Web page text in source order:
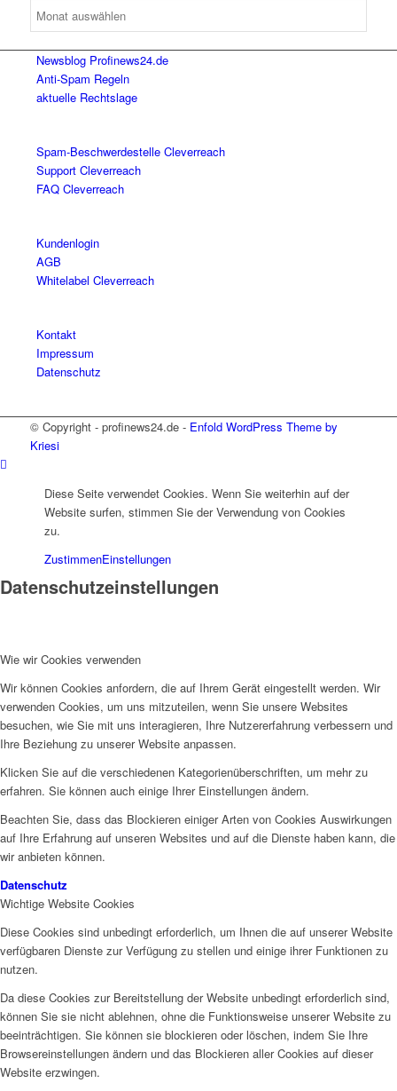
Newsblog Profinews24.de
Anti-Spam Regeln
aktuelle Rechtslage
Spam-Beschwerdestelle Cleverreach
Support Cleverreach
FAQ Cleverreach
Kundenlogin
AGB
Whitelabel Cleverreach
Kontakt
Impressum
Datenschutz
© Copyright - profinews24.de - Enfold WordPress Theme by
Kriesi
Diese Seite verwendet Cookies. Wenn Sie weiterhin auf der
Website surfen, stimmen Sie der Verwendung von Cookies
zu.
ZustimmenEinstellungen
Datenschutzeinstellungen
Wie wir Cookies verwenden
Wir können Cookies anfordern, die auf Ihrem Gerät eingestellt werden. Wir
verwenden Cookies, um uns mitzuteilen, wenn Sie unsere Websites
besuchen, wie Sie mit uns interagieren, Ihre Nutzererfahrung verbessern und
Ihre Beziehung zu unserer Website anpassen.
Klicken Sie auf die verschiedenen Kategorienüberschriften, um mehr zu
erfahren. Sie können auch einige Ihrer Einstellungen ändern.
Beachten Sie, dass das Blockieren einiger Arten von Cookies Auswirkungen
auf Ihre Erfahrung auf unseren Websites und auf die Dienste haben kann, die
wir anbieten können.
Datenschutz
Wichtige Website Cookies
Diese Cookies sind unbedingt erforderlich, um Ihnen die auf unserer Website
verfügbaren Dienste zur Verfügung zu stellen und einige ihrer Funktionen zu
nutzen.
Da diese Cookies zur Bereitstellung der Website unbedingt erforderlich sind,
können Sie sie nicht ablehnen, ohne die Funktionsweise unserer Website zu
beeinträchtigen. Sie können sie blockieren oder löschen, indem Sie Ihre
Browsereinstellungen ändern und das Blockieren aller Cookies auf dieser
Website erzwingen.